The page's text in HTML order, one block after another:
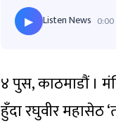
▶ Listen News 0:00
४ पुस, काठमाडौं ।
हुँदा रघुवीर महासेठ